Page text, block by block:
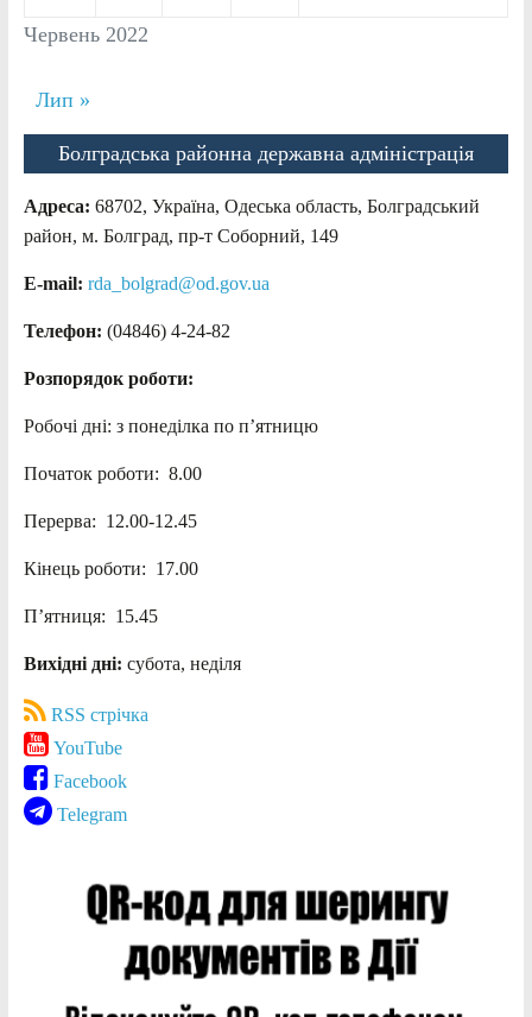
Червень 2022
Лип »
Болградська районна державна адміністрація
Адреса: 68702, Україна, Одеська область, Болградський
район, м. Болград, пр-т Соборний, 149
E-mail: rda_bolgrad@od.gov.ua
Телефон: (04846) 4-24-82
Розпорядок роботи:
Робочі дні: з понеділка по п’ятницю
Початок роботи: 8.00
Перерва: 12.00-12.45
Кінець роботи: 17.00
П’ятниця: 15.45
Вихідні дні: субота, неділя
RSS стрічка
YouTube
Facebook
Telegram